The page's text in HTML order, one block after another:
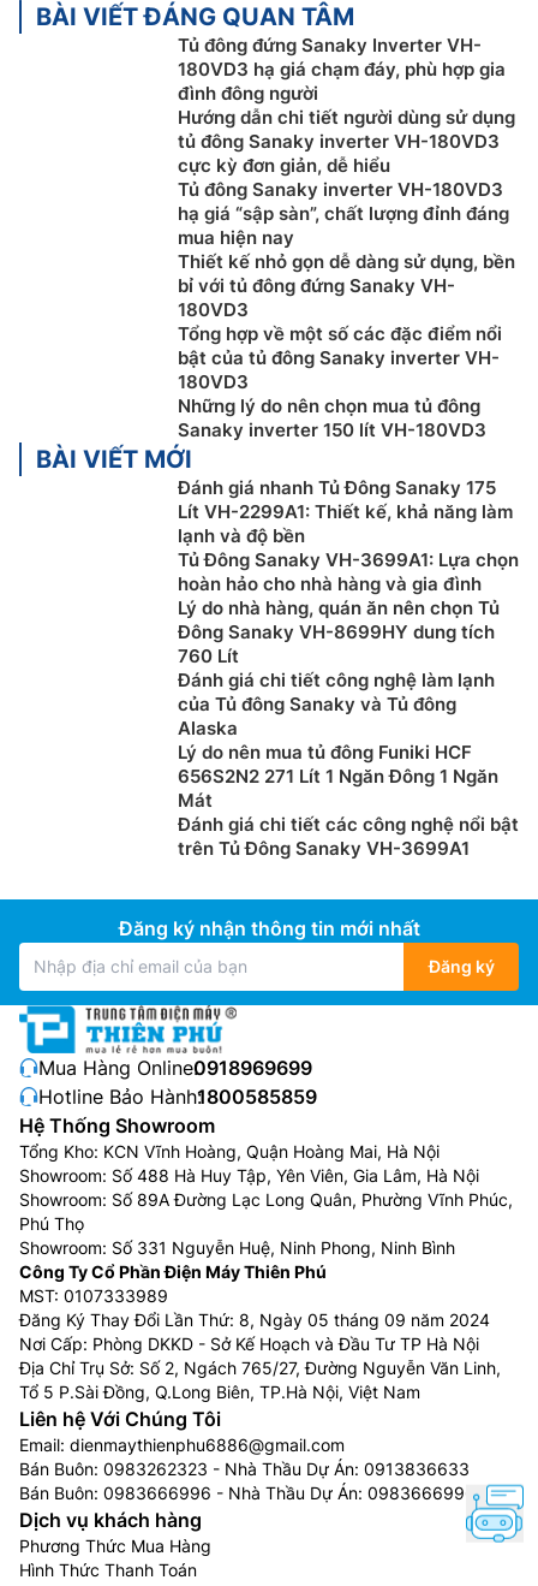
Ngoài ra, công nghệ này còn giúp tốc độ vòng quay
của roto máy nén trong động cơ Inverter có thể điều
chỉnh duy trì ở mức thấp khi tủ đông hoạt động. Tốc
độ vòng quay luôn duy trì ở mức thấp và sẵn sàng
tăng tốc lên để làm lạnh cho ngăn đông lạnh. Vậy nên,
tủ không cần phải bật – tắt để khởi động lại máy nén
như các tủ thông thường.
Gas R600a bền bỉ thân thiện môi trường
Tủ đông đứng Sanaky VH-180VD3 sử dụng Gas R600a
với hiệu quả làm lạnh nhanh chóng và giữ lạnh lâu giúp
tiết kiệm điện và hoạt động cực êm ái, ngoài ra Gas
R600a còn có các ưu điểm như: Đảm bảo thân thiện
với môi trường và không độc hại, Mang đến khả năng
vận hành tốt nhất cho tủ đông.
Nhiều tiện ích đi kèm
Tủ đông thiết kế với 5 hộc chứa dễ dàng cho việc
vệ sinh và sắp xếp thực phẩm, dễ sử dụng, hạn
chế thoát nhiệt, tiết kiệm điện năng. Đặc biệt hơn,
với sản phẩm tủ đông này, các hộc chứa được
thiết kế theo dạng ngăn kéo, rất tiện lợi với việc
cất giữ thực phẩm.
Nút điều chỉnh nằm bên ngoài tủ, vậy nên người sử
dụng có thể dễ dàng điều chỉnh nhiệt độ mà không
cần mở tủ ra, tránh thất thoát nhiệt, gây tốn điện.
4 chân tủ hình trụ ở 4 góc sẽ giúp dễ dàng di
chuyển tủ khi cần thiết cũng như tăng sự vững
chãi, chắc chắn của tủ.
BÀI VIẾT ĐÁNG QUAN TÂM
Tủ đông đứng Sanaky Inverter VH-
180VD3 hạ giá chạm đáy, phù hợp gia
đình đông người
Hướng dẫn chi tiết người dùng sử dụng
tủ đông Sanaky inverter VH-180VD3
cực kỳ đơn giản, dễ hiểu
Tủ đông Sanaky inverter VH-180VD3
hạ giá “sập sàn”, chất lượng đỉnh đáng
mua hiện nay
Thiết kế nhỏ gọn dễ dàng sử dụng, bền
bỉ với tủ đông đứng Sanaky VH-
180VD3
Tổng hợp về một số các đặc điểm nổi
bật của tủ đông Sanaky inverter VH-
180VD3
Những lý do nên chọn mua tủ đông
Sanaky inverter 150 lít VH-180VD3
BÀI VIẾT MỚI
Đánh giá nhanh Tủ Đông Sanaky 175
Lít VH-2299A1: Thiết kế, khả năng làm
lạnh và độ bền
Tủ Đông Sanaky VH-3699A1: Lựa chọn
hoàn hảo cho nhà hàng và gia đình
Lý do nhà hàng, quán ăn nên chọn Tủ
Đông Sanaky VH-8699HY dung tích
760 Lít
Đánh giá chi tiết công nghệ làm lạnh
của Tủ đông Sanaky và Tủ đông
Alaska
Lý do nên mua tủ đông Funiki HCF
656S2N2 271 Lít 1 Ngăn Đông 1 Ngăn
Mát
Đánh giá chi tiết các công nghệ nổi bật
trên Tủ Đông Sanaky VH-3699A1
Đăng ký nhận thông tin mới nhất
Đăng ký
Mua Hàng Online:0918969699
Hotline Bảo Hành:1800585859
Hệ Thống Showroom
Tổng Kho: KCN Vĩnh Hoàng, Quận Hoàng Mai, Hà Nội
Showroom: Số 488 Hà Huy Tập, Yên Viên, Gia Lâm, Hà Nội
Showroom: Số 89A Đường Lạc Long Quân, Phường Vĩnh Phúc,
Phú Thọ
Showroom: Số 331 Nguyễn Huệ, Ninh Phong, Ninh Bình
Công Ty Cổ Phần Điện Máy Thiên Phú
MST: 0107333989
Đăng Ký Thay Đổi Lần Thứ: 8, Ngày 05 tháng 09 năm 2024
Nơi Cấp: Phòng DKKD - Sở Kế Hoạch và Đầu Tư TP Hà Nội
Địa Chỉ Trụ Sở: Số 2, Ngách 765/27, Đường Nguyễn Văn Linh,
Tổ 5 P.Sài Đồng, Q.Long Biên, TP.Hà Nội, Việt Nam
Liên hệ Với Chúng Tôi
Email: dienmaythienphu6886@gmail.com
Bán Buôn: 0983262323 - Nhà Thầu Dự Án: 0913836633
Bán Buôn: 0983666996 - Nhà Thầu Dự Án: 0983666996
Dịch vụ khách hàng
Phương Thức Mua Hàng
Hình Thức Thanh Toán